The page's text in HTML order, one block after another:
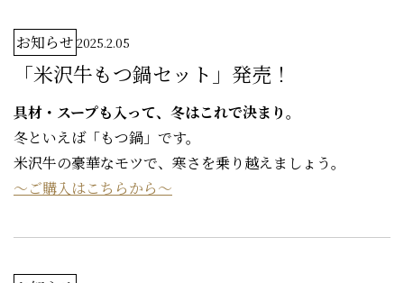
お知らせ 2025.2.05
「米沢牛もつ鍋セット」発売！
具材・スープも入って、冬はこれで決まり。
冬といえば「もつ鍋」です。
米沢牛の豪華なモツで、寒さを乗り越えましょう。
～ご購入はこちらから～